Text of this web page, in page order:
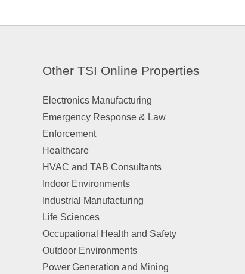
Other TSI Online Properties
Electronics Manufacturing
Emergency Response & Law
Enforcement
Healthcare
HVAC and TAB Consultants
Indoor Environments
Industrial Manufacturing
Life Sciences
Occupational Health and Safety
Outdoor Environments
Power Generation and Mining